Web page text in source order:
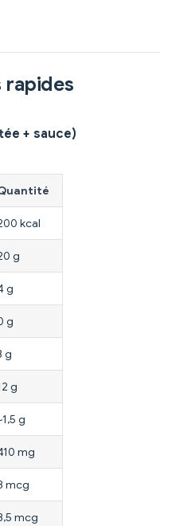
rapides
+ sauce)
kcal
g
g
g
g
g
g
mg
mcg
mcg